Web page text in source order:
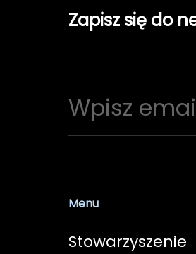
Zapisz się do
Menu
Stowarzyszenie